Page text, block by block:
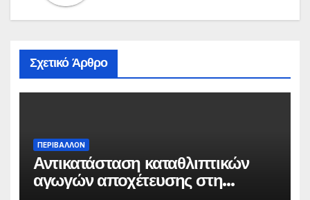
Σχετικό Άρθρο
ΠΕΡΙΒΑΛΛΟΝ
Αντικατάσταση καταθλιπτικών
αγωγών αποχέτευσης στη